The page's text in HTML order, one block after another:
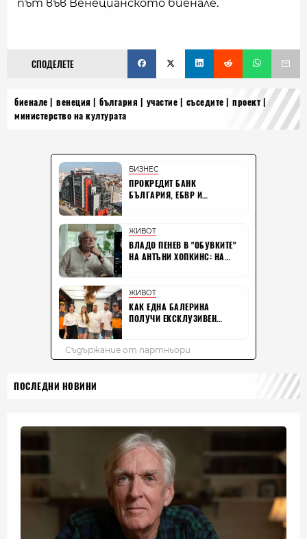
път във Венецианското биенале.
СПОДЕЛЕТЕ
биенале венеция българия участие съседите
проект
министерство на културата
ПОСЛЕДНИ НОВИНИ